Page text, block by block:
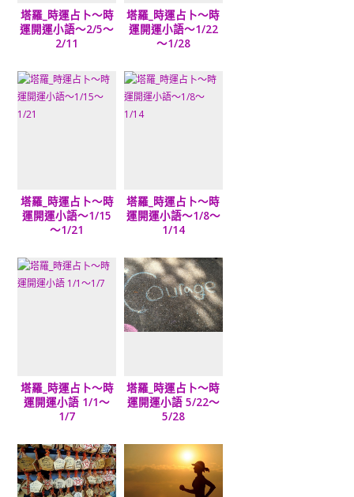
塔羅_時運占卜～時
運開運小語～2/5～
2/11
塔羅_時運占卜～時
運開運小語～1/22
～1/28
塔羅_時運占卜～時
運開運小語～1/15
～1/21
塔羅_時運占卜～時
運開運小語～1/8～
1/14
塔羅_時運占卜～時
運開運小語 1/1～
1/7
塔羅_時運占卜～時
運開運小語 5/22～
5/28